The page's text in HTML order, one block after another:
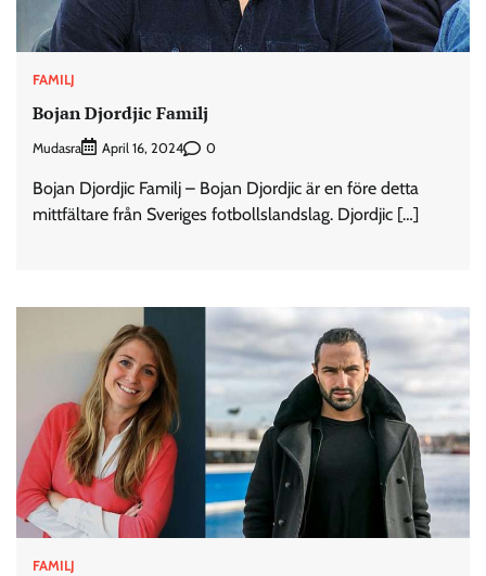
FAMILJ
Bojan Djordjic Familj
Mudasra April 16, 2024 0
Bojan Djordjic Familj – Bojan Djordjic är en före detta
mittfältare från Sveriges fotbollslandslag. Djordjic […]
FAMILJ